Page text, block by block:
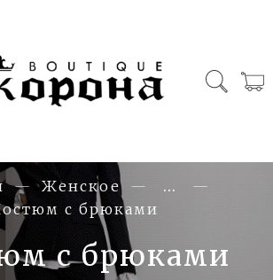
Женское
...
с брюками
с брюками